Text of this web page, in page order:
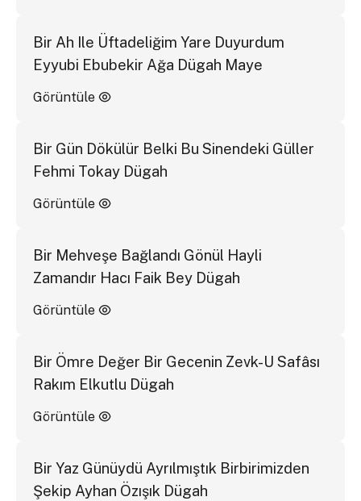
Bir Ah Ile Üftadeliğim Yare Duyurdum
Eyyubi Ebubekir Ağa Dügah Maye
Görüntüle
Bir Gün Dökülür Belki Bu Sinendeki Güller
Fehmi Tokay Dügah
Görüntüle
Bir Mehveşe Bağlandı Gönül Hayli
Zamandır Hacı Faik Bey Dügah
Görüntüle
Bir Ömre Değer Bir Gecenin Zevk-U Safâsı
Rakım Elkutlu Dügah
Görüntüle
Bir Yaz Günüydü Ayrılmıştık Birbirimizden
Şekip Ayhan Özışık Dügah